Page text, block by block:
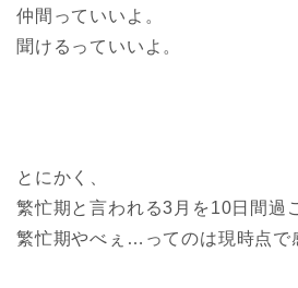
仲間っていいよ。
聞けるっていいよ。
とにかく、
繁忙期と言われる3月を10日間過
繁忙期やべぇ…ってのは現時点で